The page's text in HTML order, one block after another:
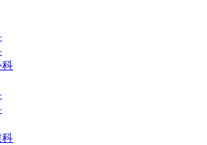
科
科